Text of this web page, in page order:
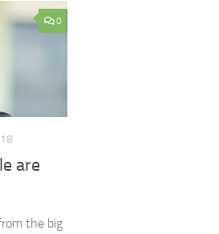
0
are
the big